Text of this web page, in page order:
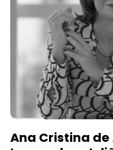
Ana Cristina de